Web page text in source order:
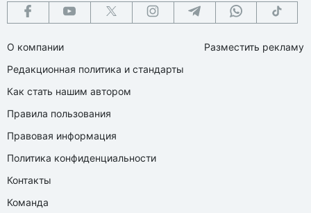
О компании
Редакционная политика и стандарты
Как стать нашим автором
Правила пользования
Правовая информация
Политика конфиденциальности
Контакты
Команда
Разместить рекламу